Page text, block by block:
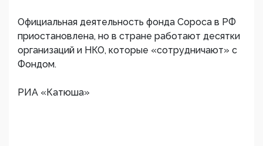
Официальная деятельность фонда Сороса в РФ
приостановлена, но в стране работают десятки
организаций и НКО, которые «сотрудничают» с
Фондом.
РИА «Катюша»